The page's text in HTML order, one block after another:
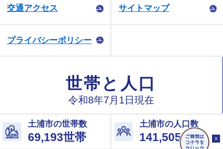
交通アクセス サイトマップ
プライバシーポリシー